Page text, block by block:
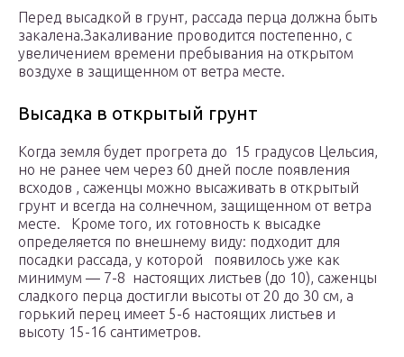
Перед высадкой в грунт, рассада перца должна быть
закалена.Закаливание проводится постепенно, с
увеличением времени пребывания на открытом
воздухе в защищенном от ветра месте.
Высадка в открытый грунт
Когда земля будет прогрета до 15 градусов Цельсия,
но не ранее чем через 60 дней после появления
всходов , саженцы можно высаживать в открытый
грунт и всегда на солнечном, защищенном от ветра
месте. Кроме того, их готовность к высадке
определяется по внешнему виду: подходит для
посадки рассада, у которой появилось уже как
минимум — 7-8 настоящих листьев (до 10), саженцы
сладкого перца достигли высоты от 20 до 30 см, а
горький перец имеет 5-6 настоящих листьев и
высоту 15-16 сантиметров.